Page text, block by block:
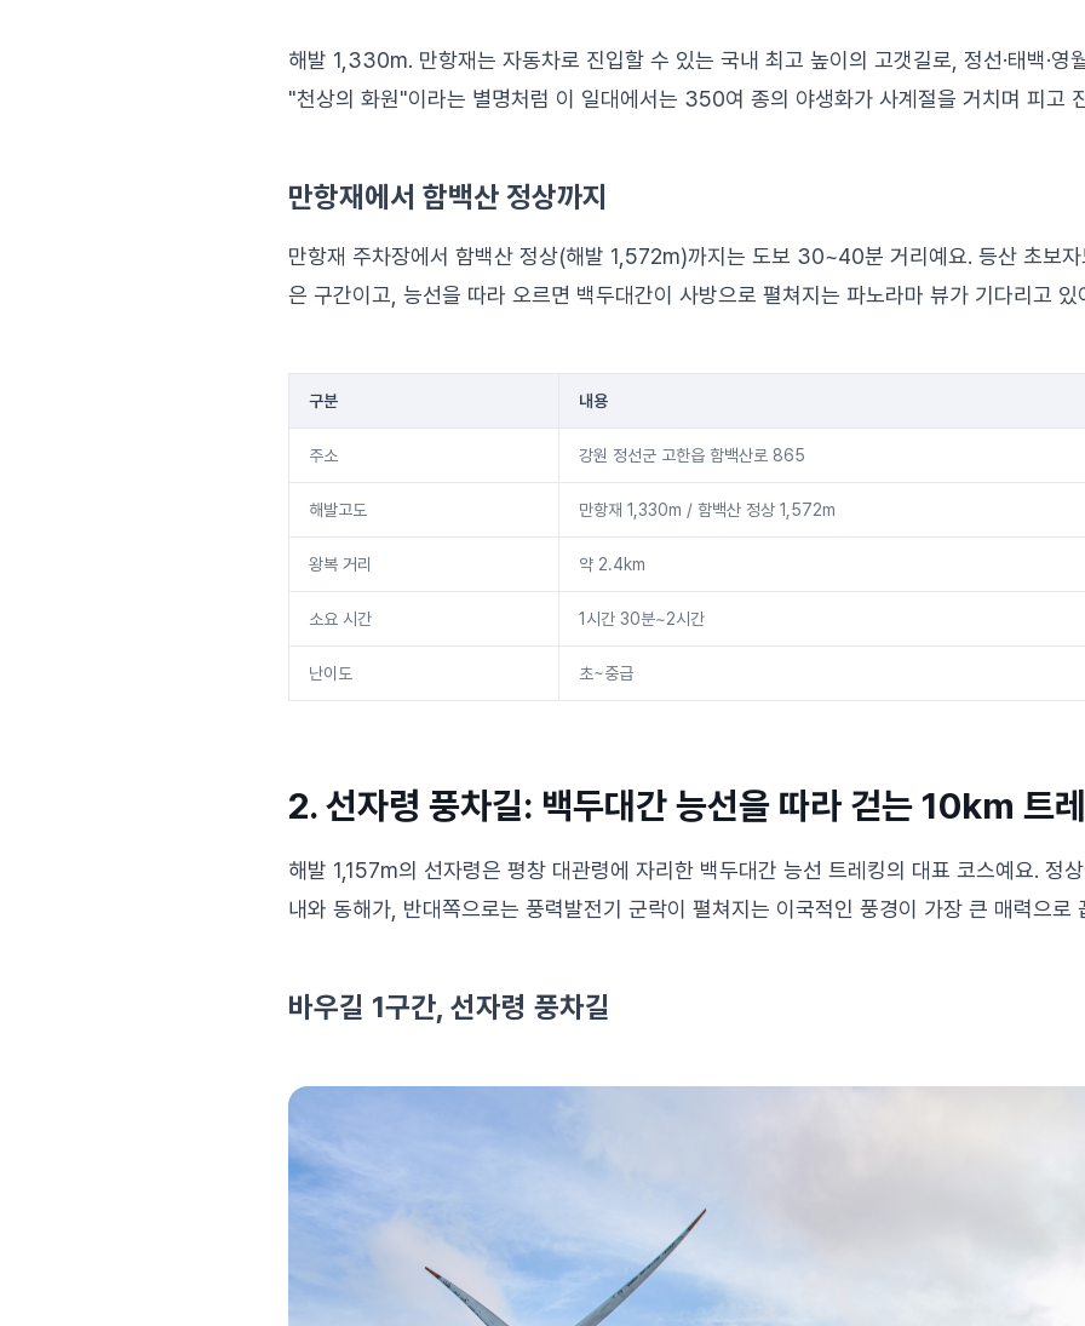
해발 1,330m. 만항재는 자동차로 진입할 수 있는 국내 최고 높이의 고갯길로, 정선·태백·영
"천상의 화원"이라는 별명처럼 이 일대에서는 350여 종의 야생화가 사계절을 거치며 피고
만항재에서 함백산 정상까지
만항재 주차장에서 함백산 정상(해발 1,572m)까지는 도보 30~40분 거리예요. 등산 초보
은 구간이고, 능선을 따라 오르면 백두대간이 사방으로 펼쳐지는 파노라마 뷰가 기다리고 있
구분 내용
주소 강원 정선군 고한읍 함백산로 865
해발고도 만항재 1,330m / 함백산 정상 1,572m
왕복 거리 약 2.4km
소요 시간 1시간 30분~2시간
난이도 초~중급
2. 선자령 풍차길: 백두대간 능선을 따라 걷는 10km 트
해발 1,157m의 선자령은 평창 대관령에 자리한 백두대간 능선 트레킹의 대표 코스예요. 정
내와 동해가, 반대쪽으로는 풍력발전기 군락이 펼쳐지는 이국적인 풍경이 가장 큰 매력으로
바우길 1구간, 선자령 풍차길